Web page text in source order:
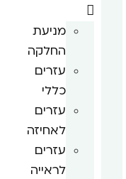
מניעת
החלקה
עזרים
כללי
עזרים
לאחיזה
עזרים
לראייה